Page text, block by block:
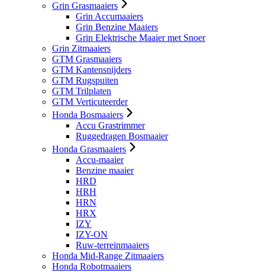
Grin Grasmaaiers
Grin Accumaaiers
Grin Benzine Maaiers
Grin Elektrische Maaier met Snoer
Grin Zitmaaiers
GTM Grasmaaiers
GTM Kantensnijders
GTM Rugspuiten
GTM Trilplaten
GTM Verticuteerder
Honda Bosmaaiers
Accu Grastrimmer
Ruggedragen Bosmaaier
Honda Grasmaaiers
Accu-maaier
Benzine maaier
HRD
HRH
HRN
HRX
IZY
IZY-ON
Ruw-terreinmaaiers
Honda Mid-Range Zitmaaiers
Honda Robotmaaiers